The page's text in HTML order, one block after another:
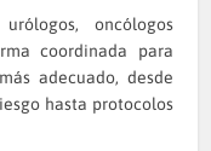
oncólogos
coordinada para
adecuado, desde
hasta protocolos